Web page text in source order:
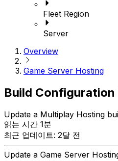
Fleet Region
Server
Overview
Game Server Hosting
Build
Update a Multiplay Hosting
읽는 시간 1분
최근 업데이트: 2달 전
Update a Game Server